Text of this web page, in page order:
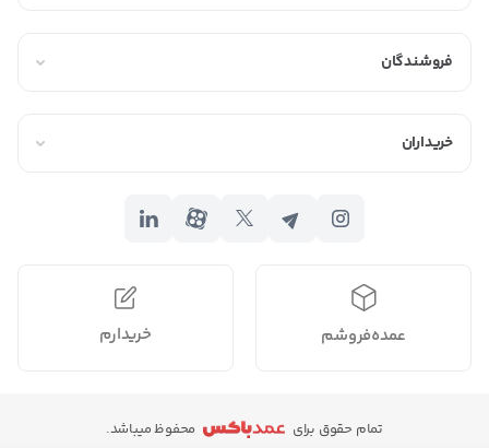
فروشندگان
خریداران
عمده‌فروشم خریدارم
تمام حقوق برای محفوظ میباشد.